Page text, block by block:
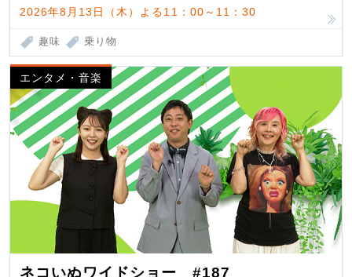
2026年8月13日（木）よる11：00～11：30
趣味 乗り物
エンタメ・音楽
ネコいぬワイドショー #187